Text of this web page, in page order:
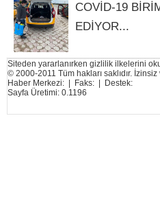
COVİD-19
EDİYOR...
Siteden yararlanırken gizlilik ilkelerini
© 2000-2011 Tüm hakları saklıdır.
Haber Merkezi: | Faks: | Destek:
Sayfa Üretimi: 0.1196